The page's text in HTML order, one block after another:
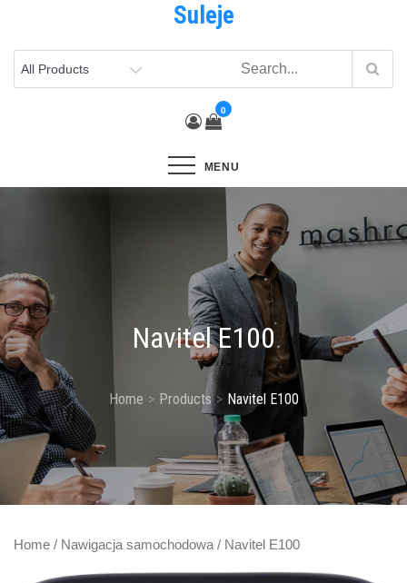
content
Suleje
0
MENU
Navitel E100
Home Products Navitel E100
Home / Nawigacja samochodowa / Navitel E100